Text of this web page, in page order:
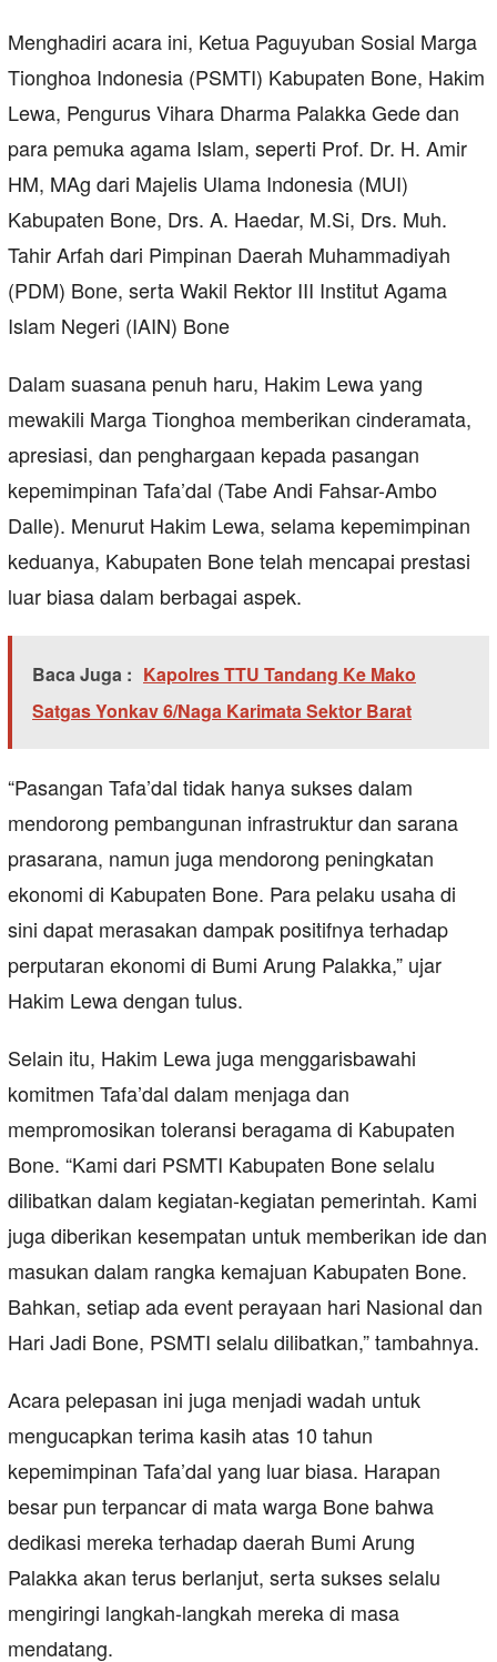
Menghadiri acara ini, Ketua Paguyuban Sosial Marga
Tionghoa Indonesia (PSMTI) Kabupaten Bone, Hakim
Lewa, Pengurus Vihara Dharma Palakka Gede dan
para pemuka agama Islam, seperti Prof. Dr. H. Amir
HM, MAg dari Majelis Ulama Indonesia (MUI)
Kabupaten Bone, Drs. A. Haedar, M.Si, Drs. Muh.
Tahir Arfah dari Pimpinan Daerah Muhammadiyah
(PDM) Bone, serta Wakil Rektor III Institut Agama
Islam Negeri (IAIN) Bone
Dalam suasana penuh haru, Hakim Lewa yang
mewakili Marga Tionghoa memberikan cinderamata,
apresiasi, dan penghargaan kepada pasangan
kepemimpinan Tafa’dal (Tabe Andi Fahsar-Ambo
Dalle). Menurut Hakim Lewa, selama kepemimpinan
keduanya, Kabupaten Bone telah mencapai prestasi
luar biasa dalam berbagai aspek.
Baca Juga : Kapolres TTU Tandang Ke Mako
Satgas Yonkav 6/Naga Karimata Sektor Barat
“Pasangan Tafa’dal tidak hanya sukses dalam
mendorong pembangunan infrastruktur dan sarana
prasarana, namun juga mendorong peningkatan
ekonomi di Kabupaten Bone. Para pelaku usaha di
sini dapat merasakan dampak positifnya terhadap
perputaran ekonomi di Bumi Arung Palakka,” ujar
Hakim Lewa dengan tulus.
Selain itu, Hakim Lewa juga menggarisbawahi
komitmen Tafa’dal dalam menjaga dan
mempromosikan toleransi beragama di Kabupaten
Bone. “Kami dari PSMTI Kabupaten Bone selalu
dilibatkan dalam kegiatan-kegiatan pemerintah. Kami
juga diberikan kesempatan untuk memberikan ide dan
masukan dalam rangka kemajuan Kabupaten Bone.
Bahkan, setiap ada event perayaan hari Nasional dan
Hari Jadi Bone, PSMTI selalu dilibatkan,” tambahnya.
Acara pelepasan ini juga menjadi wadah untuk
mengucapkan terima kasih atas 10 tahun
kepemimpinan Tafa’dal yang luar biasa. Harapan
besar pun terpancar di mata warga Bone bahwa
dedikasi mereka terhadap daerah Bumi Arung
Palakka akan terus berlanjut, serta sukses selalu
mengiringi langkah-langkah mereka di masa
mendatang.